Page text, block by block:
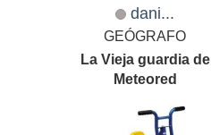
dani...
GEÓGRAFO
La Vieja guardia de
Meteored